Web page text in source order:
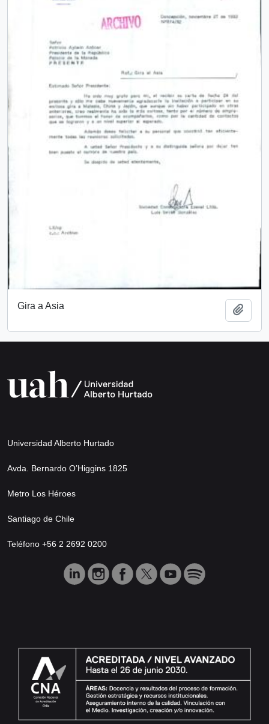
Gira a Asia
Universidad Alberto Hurtado
Avda. Bernardo O’Higgins 1825
Metro Los Héroes
Santiago de Chile
Teléfono +56 2 2692 0200